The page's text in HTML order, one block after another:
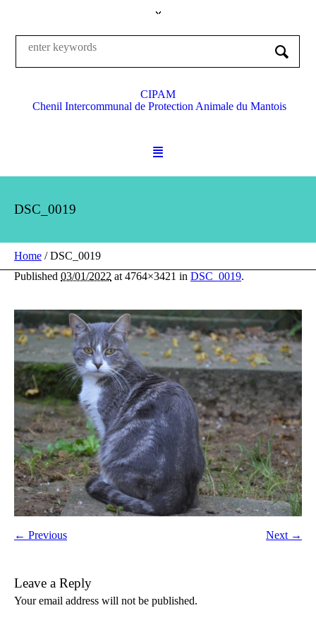
CIPAM
Chenil Intercommunal de Protection Animale du Mantois
DSC_0019
Home /DSC_0019
Published 03/01/2022 at 4764×3421 in DSC_0019.
← Previous Next →
Leave a Reply
Your email address will not be published.